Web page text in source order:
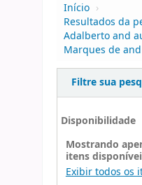
Início ›
Resultados da
Adalberto and
Marques de
Filtre sua
Disponibilidade
Mostrando
itens
Exibir todos os